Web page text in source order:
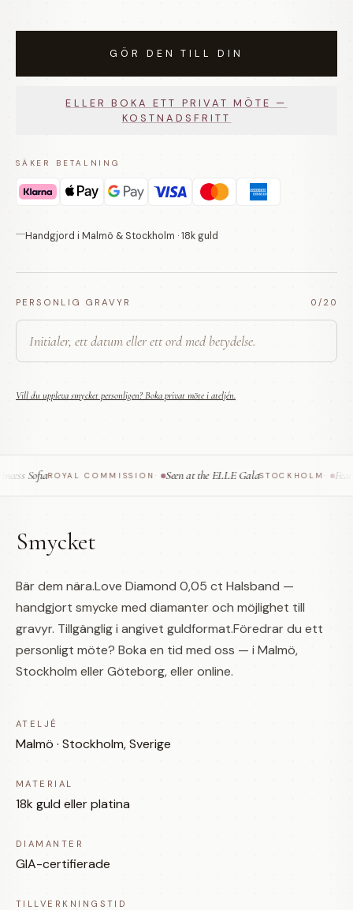
GÖR DEN TILL DIN
ELLER BOKA ETT PRIVAT MÖTE —
KOSTNADSFRITT
SÄKER BETALNING
Handgjord i Malmö & Stockholm · 18k guld
PERSONLIG GRAVYR 0 /20
Vill du uppleva smycket personligen? Boka privat möte i ateljén.
SofiaROYAL COMMISSION· Seen at the ELLE GalaSTOCKHOLM ·
Smycket
Bär dem nära.Love Diamond 0,05 ct Halsband —
handgjort smycke med diamanter och möjlighet till
gravyr. Tillgänglig i angivet guldformat.Föredrar du ett
personligt möte? Boka en tid med oss — i Malmö,
Stockholm eller Göteborg, eller online.
ATELJÉ
Malmö · Stockholm, Sverige
MATERIAL
18k guld eller platina
DIAMANTER
GIA-certifierade
TILLVERKNINGSTID